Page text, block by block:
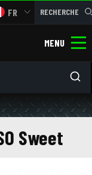
FR RECHERCHE
MENU
Sweet